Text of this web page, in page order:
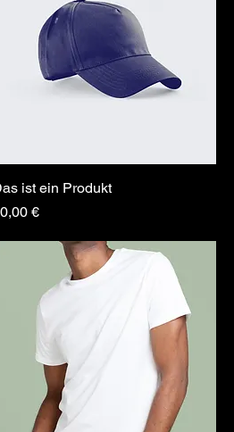
ist ein Produkt
€